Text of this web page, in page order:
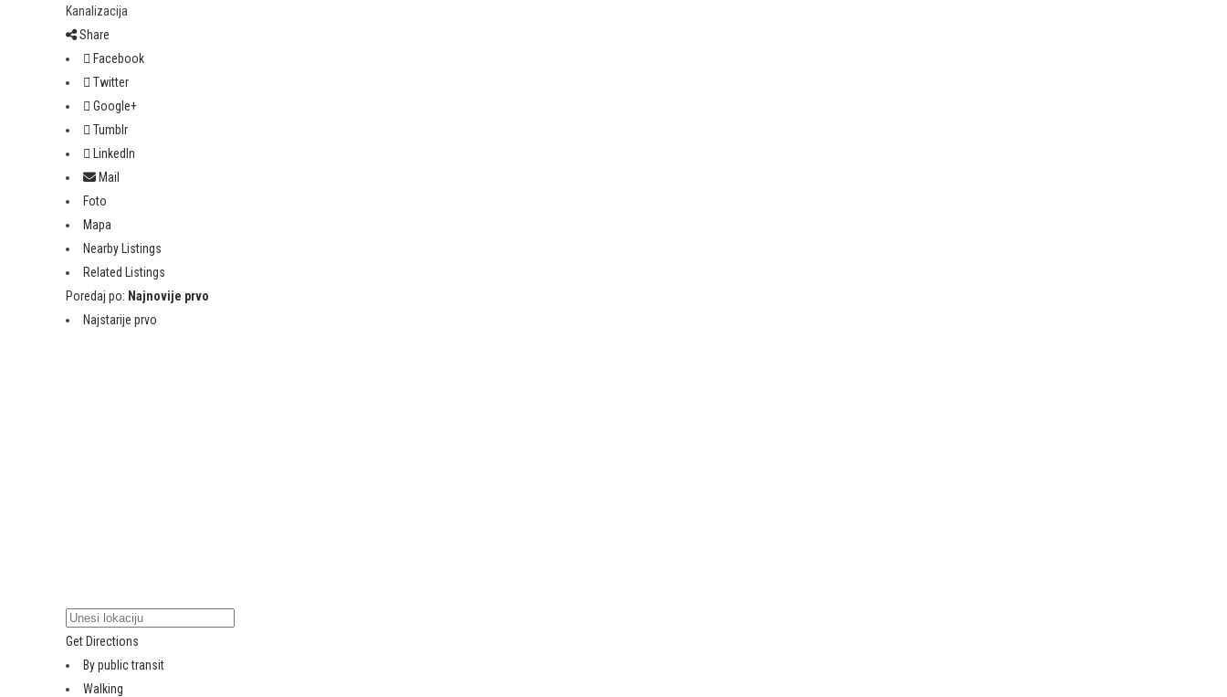
Kanalizacija
Share
Facebook
Twitter
Google+
Tumblr
LinkedIn
Mail
Foto
Mapa
Nearby Listings
Related Listings
Poredaj po: Najnovije prvo
Najstarije prvo
Get Directions
By public transit
Walking